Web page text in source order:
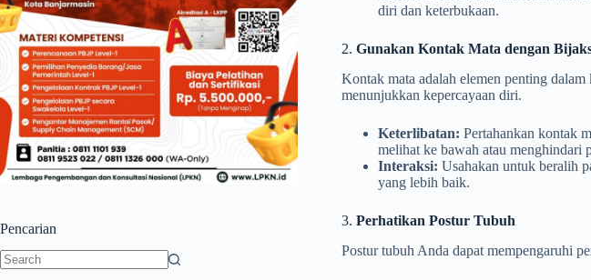
diri dan keterbukaan.
2. Gunakan Kontak Mata dengan
Kontak mata adalah elemen penting
menunjukkan kepercayaan diri.
Keterlibatan: Pertahankan kontak
melihat ke bawah atau menghindari
Interaksi: Usahakan untuk beralih
yang lebih baik.
3. Perhatikan Postur Tubuh
Postur tubuh Anda dapat mempengaruhi
Pencarian